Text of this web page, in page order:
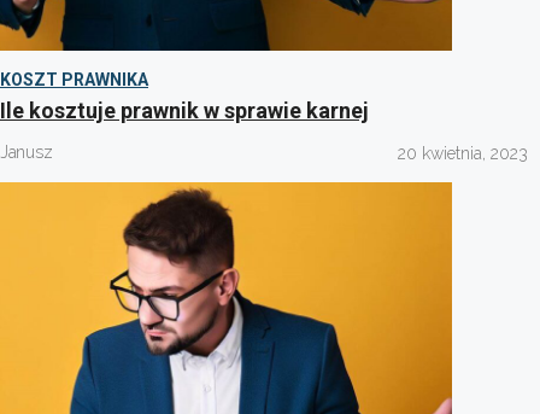
KOSZT PRAWNIKA
Ile kosztuje prawnik w sprawie karnej
Janusz 20 kwietnia, 2023